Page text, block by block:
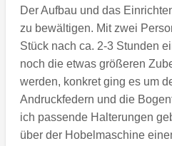
Der Aufbau und das
zu bewältigen. Mit zwei
Stück nach ca. 2-3 Stunden
noch die etwas größeren
werden, konkret ging es um
Andruckfedern und die
ich passende Halterungen
über der Hobelmaschine